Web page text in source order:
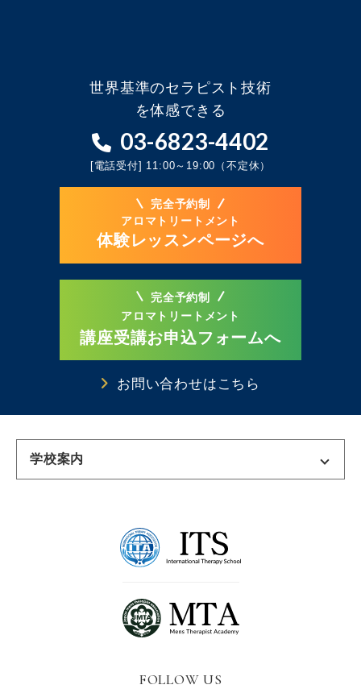
世界基準のセラピスト技術
を体感できる
03-6823-4402
[電話受付] 11:00～19:00（不定休）
完全予約制
アロマトリートメント
体験レッスンページへ
完全予約制
アロマトリートメント
講座受講お申込フォームへ
お問い合わせはこちら
学校案内
名古屋校 名古屋栄校
三河校 大阪校
FOLLOW US